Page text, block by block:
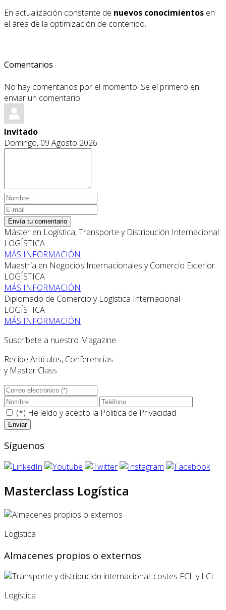
En actualización constante de nuevos conocimientos en
el área de la optimización de contenido.
Comentarios
No hay comentarios por el momento. Se el primero en
enviar un comentario.
Invitado
Domingo, 09 Agosto 2026
Envía tu comentario
Máster en Logística, Transporte y Distribución Internacional
LOGÍSTICA
MÁS INFORMACIÓN
Maestría en Negocios Internacionales y Comercio Exterior
LOGÍSTICA
MÁS INFORMACIÓN
Diplomado de Comercio y Logística Internacional
LOGÍSTICA
MÁS INFORMACIÓN
Suscríbete a nuestro Magazine
Recibe Artículos, Conferencias
y Master Class
(*) He leído y acepto la Politica de Privacidad
Síguenos
Masterclass Logística
Logística
Almacenes propios o externos
Logística